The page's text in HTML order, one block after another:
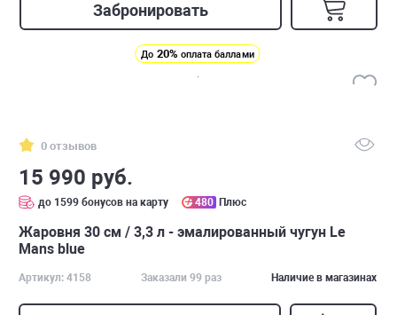
Забронировать
До 20% оплата баллами
0 отзывов
15 990 руб.
до 1599 бонусов на карту 480 Плюс
Жаровня 30 см / 3,3 л - эмалированный чугун Le
Mans blue
Артикул: 4158 Заказали 99 раз Наличие в магазинах